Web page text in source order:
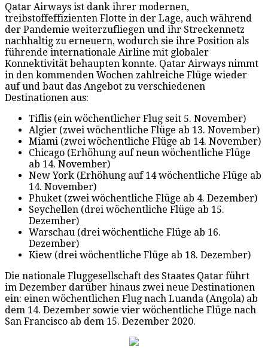
Qatar Airways ist dank ihrer modernen,
treibstoffeffizienten Flotte in der Lage, auch während
der Pandemie weiterzufliegen und ihr Streckennetz
nachhaltig zu erneuern, wodurch sie ihre Position als
führende internationale Airline mit globaler
Konnektivität behaupten konnte. Qatar Airways nimmt
in den kommenden Wochen zahlreiche Flüge wieder
auf und baut das Angebot zu verschiedenen
Destinationen aus:
Tiflis (ein wöchentlicher Flug seit 5. November)
Algier (zwei wöchentliche Flüge ab 13. November)
Miami (zwei wöchentliche Flüge ab 14. November)
Chicago (Erhöhung auf neun wöchentliche Flüge
ab 14. November)
New York (Erhöhung auf 14 wöchentliche Flüge ab
14. November)
Phuket (zwei wöchentliche Flüge ab 4. Dezember)
Seychellen (drei wöchentliche Flüge ab 15.
Dezember)
Warschau (drei wöchentliche Flüge ab 16.
Dezember)
Kiew (drei wöchentliche Flüge ab 18. Dezember)
Die nationale Fluggesellschaft des Staates Qatar führt
im Dezember darüber hinaus zwei neue Destinationen
ein: einen wöchentlichen Flug nach Luanda (Angola) ab
dem 14. Dezember sowie vier wöchentliche Flüge nach
San Francisco ab dem 15. Dezember 2020.